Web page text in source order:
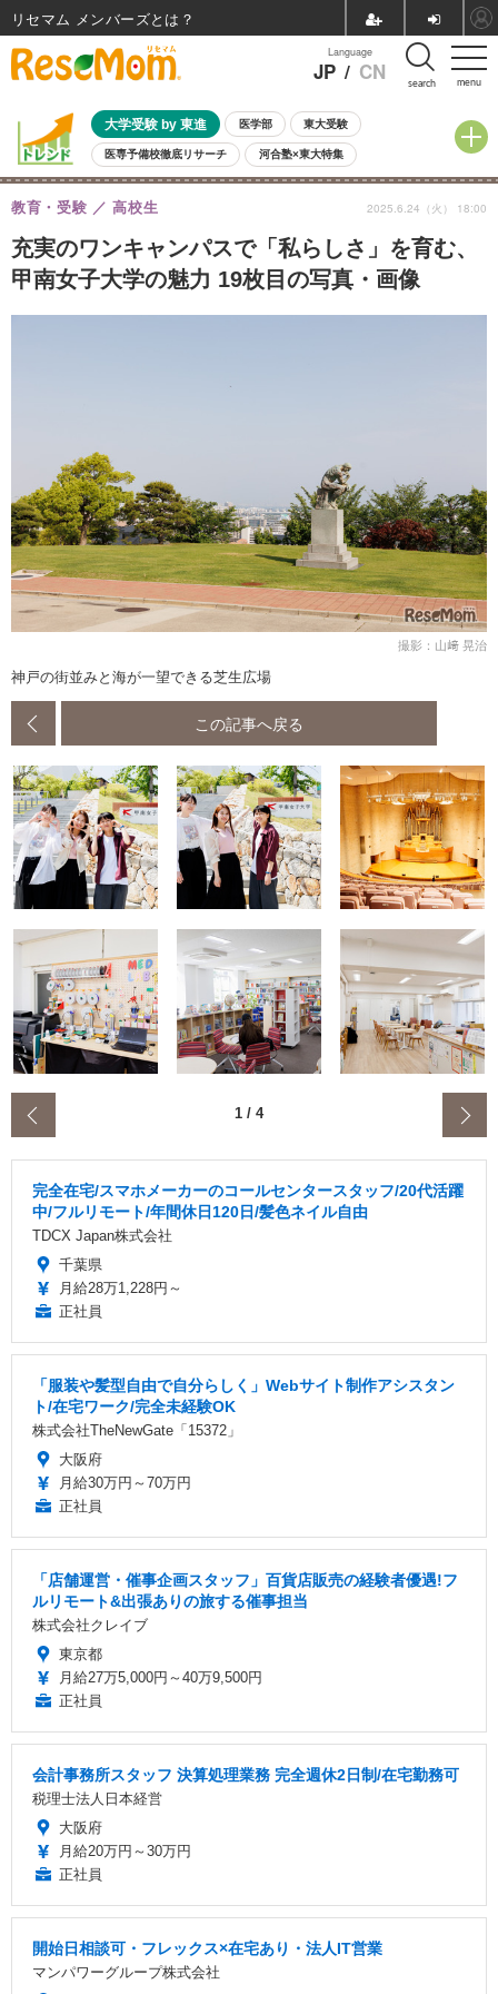
menu
Language
JP / CN search
大学受験 by 東進 医学部 東大受験
医専予備校徹底リサーチ 河合塾×東大特集
親子で考える大学選び 高校受験 中学受験 小学校受験
共通テスト 夏休み
8月開催イベント・WS 全国公立高校 過去問 人気記事
自由研究教材（小学生向け） 自由研究教材（中学生向け） ランキング
充実のワンキャンパスで「私らしさ」を育む、
甲南女子大学の魅力 19枚目の写真・画像
教育・受験 高校生 2025.6.24（火） 18:00
撮影：山﨑 晃治
神戸の街並みと海が一望できる芝生広場
この記事へ戻る
1 / 4
完全在宅/スマホメーカーのコールセンタースタッフ/20代活躍
中/フルリモート/年間休日120日/髪色ネイル自由
TDCX Japan株式会社
千葉県
月給28万1,228円～
正社員
「服装や髪型自由で自分らしく」Webサイト制作アシスタン
ト/在宅ワーク/完全未経験OK
株式会社TheNewGate「15372」
大阪府
月給30万円～70万円
正社員
「店舗運営・催事企画スタッフ」百貨店販売の経験者優遇!フ
ルリモート&出張ありの旅する催事担当
株式会社クレイブ
東京都
月給27万5,000円～40万9,500円
正社員
会計事務所スタッフ 決算処理業務 完全週休2日制/在宅勤務可
税理士法人日本経営
大阪府
月給20万円～30万円
正社員
開始日相談可・フレックス×在宅あり・法人IT営業
マンパワーグループ株式会社
リセマム メンバーズ